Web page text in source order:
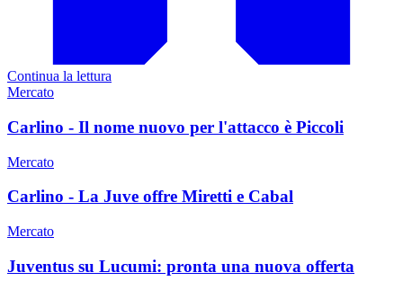
Continua la lettura
Mercato
Carlino - Il nome nuovo per l'attacco è Piccoli
Mercato
Carlino - La Juve offre Miretti e Cabal
Mercato
Juventus su Lucumi: pronta una nuova offerta